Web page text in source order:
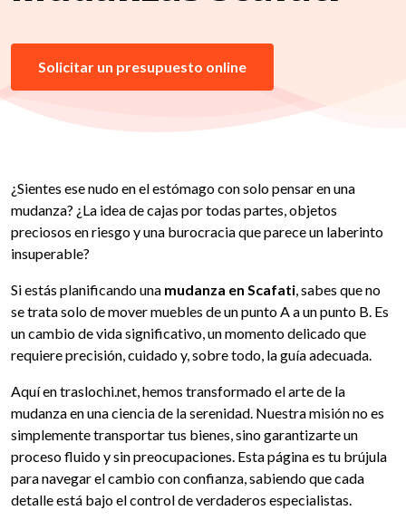
Solicitar un presupuesto online
¿Sientes ese nudo en el estómago con solo pensar en una
mudanza? ¿La idea de cajas por todas partes, objetos
preciosos en riesgo y una burocracia que parece un laberinto
insuperable?
Si estás planificando una mudanza en Scafati, sabes que no
se trata solo de mover muebles de un punto A a un punto B. Es
un cambio de vida significativo, un momento delicado que
requiere precisión, cuidado y, sobre todo, la guía adecuada.
Aquí en traslochi.net, hemos transformado el arte de la
mudanza en una ciencia de la serenidad. Nuestra misión no es
simplemente transportar tus bienes, sino garantizarte un
proceso fluido y sin preocupaciones. Esta página es tu brújula
para navegar el cambio con confianza, sabiendo que cada
detalle está bajo el control de verdaderos especialistas.